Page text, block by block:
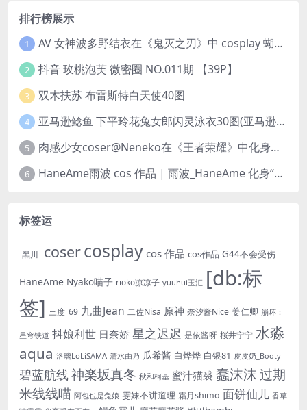
排行榜展示
1 AV 女神波多野结衣在《鬼灭之刃》中 cosplay 蝴蝶忍 Kochou Shinobu
2 抖音 玫桃泡芙 微密圈 NO.011期 【39P】
3 双木扶苏 布雷斯特白天使40图
4 亚马逊鲶鱼 下平玲花兔女郎闪灵泳衣30图(亚马逊巨型鲶鱼视频)
5 肉感少女coser@Neneko在《王者荣耀》中化身魅力迷人的貂蝉
6 HaneAme雨波 cos 作品 | 雨波_HaneAme 化身“美丽女神”阿佛洛狄忒
标签运
-黑川- cosercosplay cos 作品 cos作品 G44不会受伤
HaneAme Nyako喵子 rioko凉凉子 yuuhui玉汇 [db:标
签] 三度_69 九曲Jean 二佐Nisa 原神 奈汐酱Nice 姜仁卿 崩坏：
星穹铁道 抖娘利世 日奈娇 星之迟迟 是依酱呀 桜井宁宁 水淼
aqua 洛璃LoLiSAMA 清水由乃 瓜希酱 白烨烨 白银81 皮皮奶_Booty
碧蓝航线神楽坂真冬 秋和柯基 蜜汁猫裘 蠢沫沫 过期
米线线喵 阿包也是兔娘 雯妹不讲道理 霜月shimo 面饼仙儿 香草